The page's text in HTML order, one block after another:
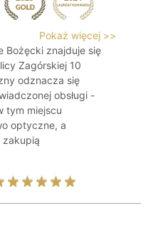
Pokaż więcej >>
Bożęcki znajduje się
Zagórskiej 10
odznacza się
obsługi -
tym miejscu
optyczne, a
zakupią